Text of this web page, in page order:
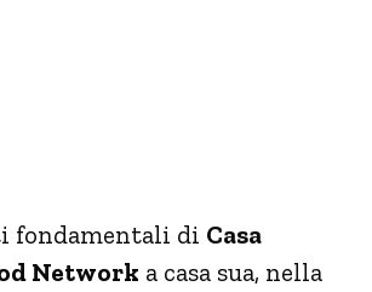
fondamentali di Casa
Network a casa sua, nella